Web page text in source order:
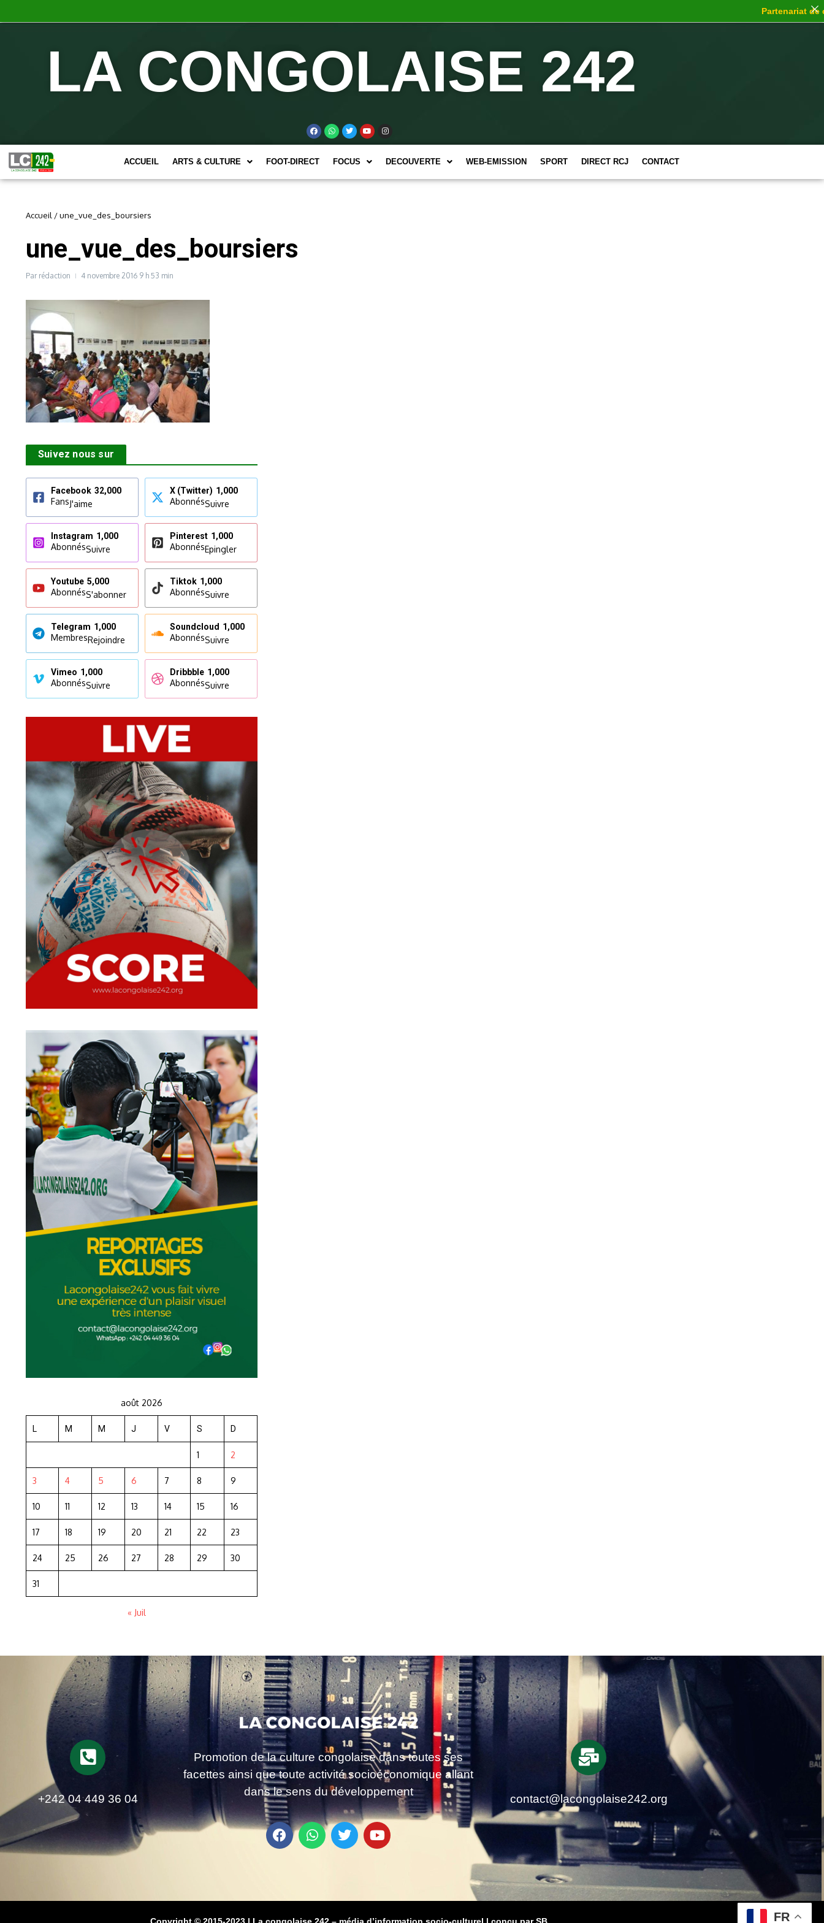
LA CONGOLAISE 242
ACCUEIL ARTS & CULTURE FOOT-DIRECT FOCUS DECOUVERTE WEB-EMISSION SPORT DIRECT RCJ CONTACT
Accueil /une_vue_des_boursiers
une_vue_des_boursiers
Par rédaction 4 novembre 2016 9 h 53 min
Suivez nous sur
Facebook 32,000
FansJ'aime
X (Twitter) 1,000
AbonnésSuivre
Instagram 1,000
AbonnésSuivre
Pinterest 1,000
AbonnésEpingler
Youtube 5,000
AbonnésS'abonner
Tiktok 1,000
AbonnésSuivre
Telegram 1,000
MembresRejoindre
Soundcloud 1,000
AbonnésSuivre
Vimeo 1,000
AbonnésSuivre
Dribbble 1,000
AbonnésSuivre
août 2026
L M M J V S D
1 2
3 4 5 6 7 8 9
10 11 12 13 14 15 16
17 18 19 20 21 22 23
24 25 26 27 28 29 30
31
« Juil
+242 04 449 36 04
Promotion de la culture congolaise dans toutes ses
facettes ainsi que toute activité socioéconomique allant
dans le sens du développement
contact@lacongolaise242.org
Partenariat de
FR